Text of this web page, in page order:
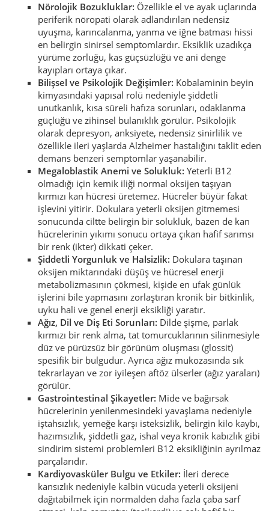
Nörolojik Bozukluklar: Özellikle el ve ayak uçlarında
periferik nöropati olarak adlandırılan nedensiz
uyuşma, karıncalanma, yanma ve iğne batması hissi
en belirgin sinirsel semptomlardır. Eksiklik uzadıkça
yürüme zorluğu, kas güçsüzlüğü ve ani denge
kayıpları ortaya çıkar.
Bilişsel ve Psikolojik Değişimler: Kobalaminin beyin
kimyasındaki yapısal rolü nedeniyle şiddetli
unutkanlık, kısa süreli hafıza sorunları, odaklanma
güçlüğü ve zihinsel bulanıklık görülür. Psikolojik
olarak depresyon, anksiyete, nedensiz sinirlilik ve
özellikle ileri yaşlarda Alzheimer hastalığını taklit eden
demans benzeri semptomlar yaşanabilir.
Megaloblastik Anemi ve Solukluk: Yeterli B12
olmadığı için kemik iliği normal oksijen taşıyan
kırmızı kan hücresi üretemez. Hücreler büyür fakat
işlevini yitirir. Dokulara yeterli oksijen gitmemesi
sonucunda ciltte belirgin bir solukluk, bazen de kan
hücrelerinin yıkımı sonucu ortaya çıkan hafif sarımsı
bir renk (ikter) dikkati çeker.
Şiddetli Yorgunluk ve Halsizlik: Dokulara taşınan
oksijen miktarındaki düşüş ve hücresel enerji
metabolizmasının çökmesi, kişide en ufak günlük
işlerini bile yapmasını zorlaştıran kronik bir bitkinlik,
uyku hali ve genel enerji eksikliği yaratır.
Ağız, Dil ve Diş Eti Sorunları: Dilde şişme, parlak
kırmızı bir renk alma, tat tomurcuklarının silinmesiyle
düz ve pürüzsüz bir görünüm oluşması (glossit)
spesifik bir bulgudur. Ayrıca ağız mukozasında sık
tekrarlayan ve zor iyileşen aftöz ülserler (ağız yaraları)
görülür.
Gastrointestinal Şikayetler: Mide ve bağırsak
hücrelerinin yenilenmesindeki yavaşlama nedeniyle
iştahsızlık, yemeğe karşı isteksizlik, belirgin kilo kaybı,
hazımsızlık, şiddetli gaz, ishal veya kronik kabızlık gibi
sindirim sistemi problemleri B12 eksikliğinin ayrılmaz
parçalarıdır.
Kardiyovasküler Bulgu ve Etkiler: İleri derece
kansızlık nedeniyle kalbin vücuda yeterli oksijeni
dağıtabilmek için normalden daha fazla çaba sarf